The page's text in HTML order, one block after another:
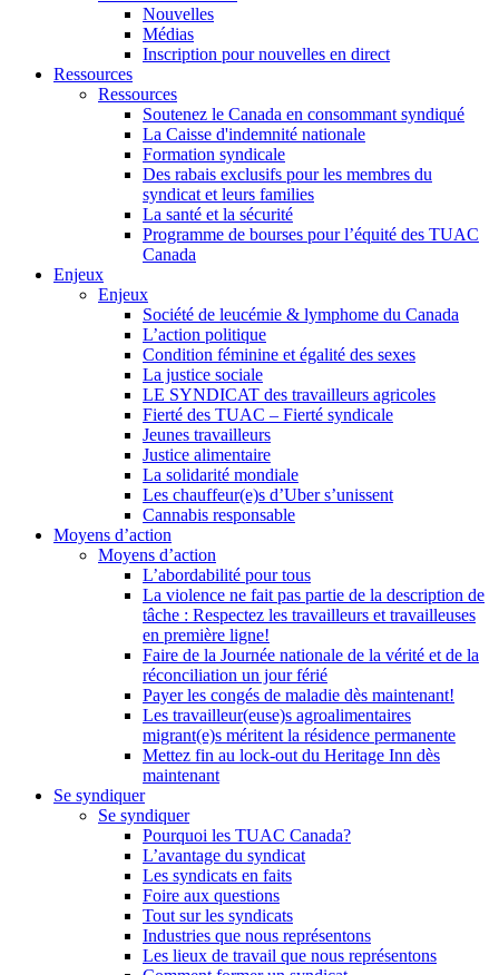
Nouvelles
Médias
Inscription pour nouvelles en direct
Ressources
Ressources
Soutenez le Canada en consommant syndiqué
La Caisse d'indemnité nationale
Formation syndicale
Des rabais exclusifs pour les membres du
syndicat et leurs families
La santé et la sécurité
Programme de bourses pour l’équité des TUAC
Canada
Enjeux
Enjeux
Société de leucémie & lymphome du Canada
L’action politique
Condition féminine et égalité des sexes
La justice sociale
LE SYNDICAT des travailleurs agricoles
Fierté des TUAC – Fierté syndicale
Jeunes travailleurs
Justice alimentaire
La solidarité mondiale
Les chauffeur(e)s d’Uber s’unissent
Cannabis responsable
Moyens d’action
Moyens d’action
L’abordabilité pour tous
La violence ne fait pas partie de la description de
tâche : Respectez les travailleurs et travailleuses
en première ligne!
Faire de la Journée nationale de la vérité et de la
réconciliation un jour férié
Payer les congés de maladie dès maintenant!
Les travailleur(euse)s agroalimentaires
migrant(e)s méritent la résidence permanente
Mettez fin au lock-out du Heritage Inn dès
maintenant
Se syndiquer
Se syndiquer
Pourquoi les TUAC Canada?
L’avantage du syndicat
Les syndicats en faits
Foire aux questions
Tout sur les syndicats
Industries que nous représentons
Les lieux de travail que nous représentons